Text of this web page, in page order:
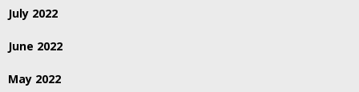
July 2022
June 2022
May 2022